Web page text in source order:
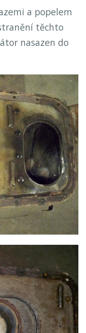
a popelem
těchto
nasazen do